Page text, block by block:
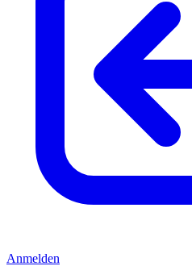
Anmelden